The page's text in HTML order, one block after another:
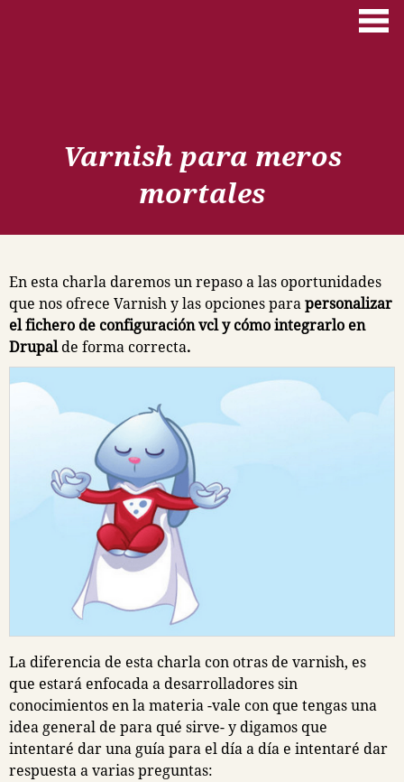
Varnish para meros
mortales
En esta charla daremos un repaso a las oportunidades
que nos ofrece Varnish y las opciones parapersonalizar
el fichero de configuración vcl y cómo integrarlo en
Drupalde forma correcta.
La diferencia de esta charla con otras de varnish, es
que estará enfocada a desarrolladores sin
conocimientos en la materia-vale con que tengas una
idea general de para qué sirve-y digamos que
intentaré dar una guía para el día a día e intentaré dar
respuesta a varias preguntas: